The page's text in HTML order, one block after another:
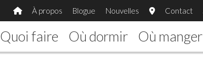
À propos Blogue Nouvelles Contact
Quoi faire Où dormir Où manger